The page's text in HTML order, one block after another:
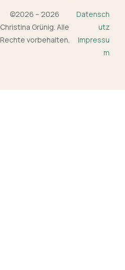
©2026 – 2026
Christina Grünig. Alle
Rechte vorbehalten.
Datensch
utz
Impressu
m